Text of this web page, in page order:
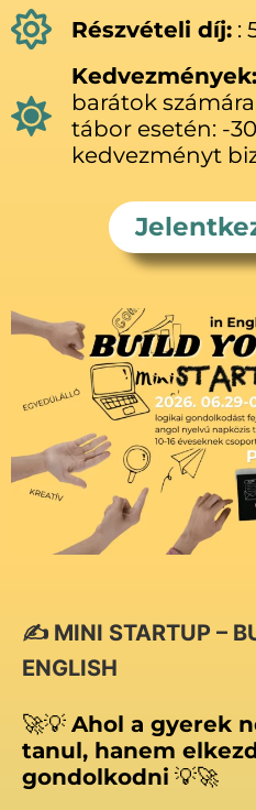
Részvételi díj: :
Kedvezmények:
barátok
tábor esetén: -
kedvezményt
✍️ MINI STARTUP –
ENGLISH
🚀💡 Ahol a gyerek
tanul, hanem
gondolkodni 💡🚀